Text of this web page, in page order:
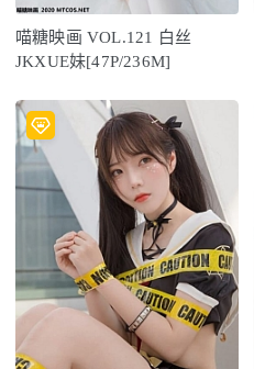
喵糖映画 VOL.121 白丝
JKXUE妹[47P/236M]